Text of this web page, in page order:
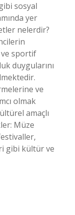
sosyal
yer
nelerdir?
sportif
duygularını
ve
olmak
amaçlı
Müze
gibi kültür ve